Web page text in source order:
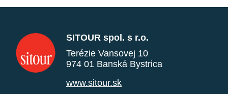
SITOUR spol. s r.o.
Terézie Vansovej 10
974 01 Banská Bystrica
www.sitour.sk